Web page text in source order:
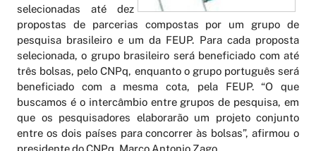
selecionadas até dez
propostas de parcerias compostas por um grupo de
pesquisa brasileiro e um da FEUP. Para cada proposta
selecionada, o grupo brasileiro será beneficiado com até
três bolsas, pelo CNPq, enquanto o grupo português será
beneficiado com a mesma cota, pela FEUP. “O que
buscamos é o intercâmbio entre grupos de pesquisa, em
que os pesquisadores elaborarão um projeto conjunto
entre os dois países para concorrer às bolsas”, afirmou o
presidente do CNPq, Marco Antonio Zago.